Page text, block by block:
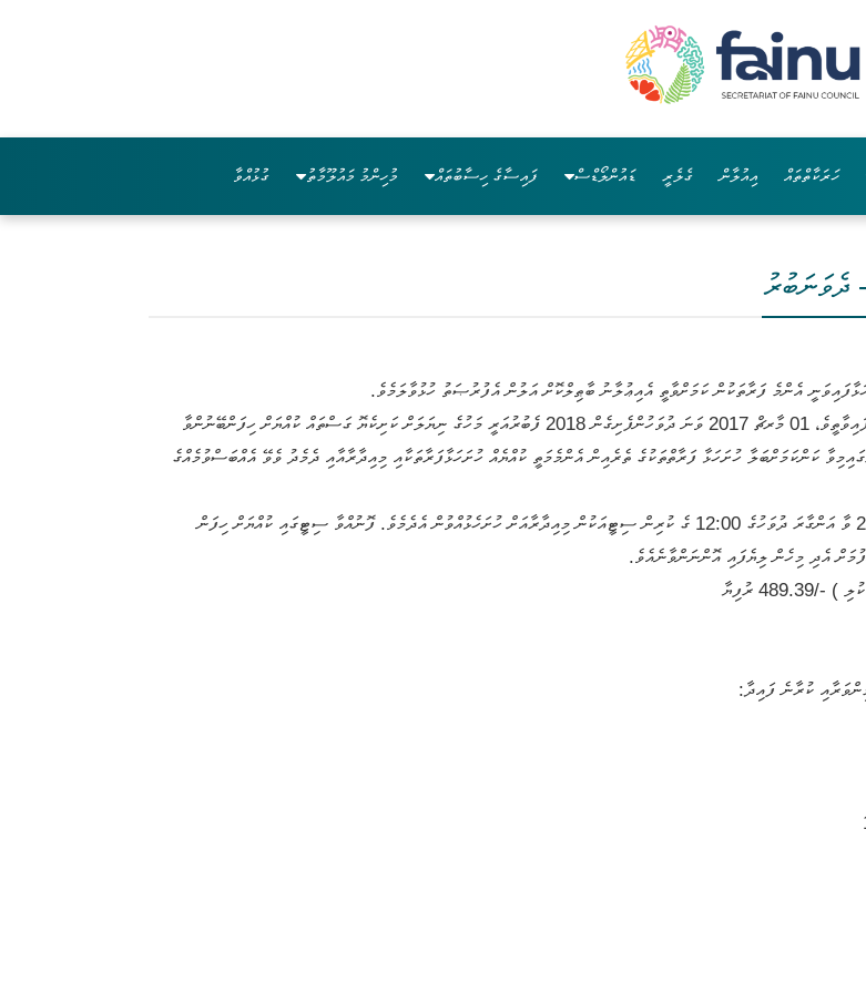
ހަރަކާތްތައް އިއުލާން ގެލެރީ ޑައުންލޯޑްސް ފައިސާގެ ހިސާބުތައް މުހިންމު މައުލޫމާތު ގުޅުއްވާ
ދެވަނަބުރު
ރައްޔިތުންގެ ކަށިކެޔޮގަސްތައް ކުއްޔަށް ދޫކުރުމަށް ވެވިފައިވާ އެއްބަސްވުމުގެ މުއްދަތު ހަމަވެފައިވާތީވެ، 01 މާރޗް 2017 ވަނަ ދުވަހުންފެށިގެން 2018 ފެބުރުއަރީ މަހުގެ ނިޔަލަށް ކަށިކެޔޮ ގަސްތައް ކުއްޔަށް ހިފަންބޭނުންވާ
ކަންކަމަށްބަލާ ހުށަހަޅާ ފަރާތްތަކުގެ ތެރެއިން އެންމެމަތީ ކުއްޔެއް ހުށަހަޅާފަރާތަކާއި މިއިދާރާއާއި ދެމެދު ވެވޭ އެއްބަސްވުމެއްގެ
ވީމާ، ރައްޔިތުންގެ ކަށިކެޔޮގަސްތައް ކުއްޔަށް ހިފަން އެދޭ ފަރާތްތަކުން 2017 ފެބުރުއަރީ 21 ވާ އަންގާރަ ދުވަހުގެ 12:00 ގެ ކުރިން ސިޓީއަކުން މިއިދާރާއަށް ހުށަހެޅުއްވުން އެދެމެވެ. ފޮނުއްވާ ސިޓީގައި ކުއްޔަށް ހިފަން
އެދި މިހެން ލިޔެފައި އޮންނަންވާނެއެވެ.
ކުރާނެ ފައިދާ: